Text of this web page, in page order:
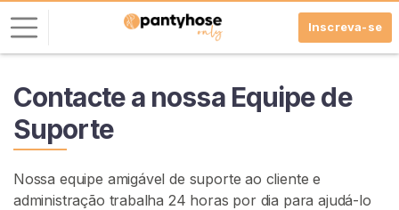
Inscreva-se
Contacte a nossa Equipe de
Suporte
Nossa equipe amigável de suporte ao cliente e
administração trabalha 24 horas por dia para ajudá-lo
n
t
r
a
r